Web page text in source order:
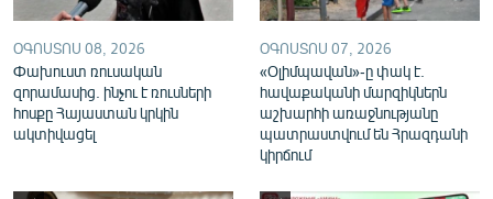
ՓՈԴՔԱՍԹ
Հայերեն
ՕԳՈՍՏՈՍ 08, 2026
Փախուստ ռուսական
զորամասից. ինչու է ռուսների
հոսքը Հայաստան կրկին
ակտիվացել
ՕԳՈՍՏՈՍ 07, 2026
«Օլիմպավան»-ը փակ է.
հավաքականի մարզիկներն
աշխարհի առաջնությանը
պատրաստվում են Հրազդանի
կիրճում